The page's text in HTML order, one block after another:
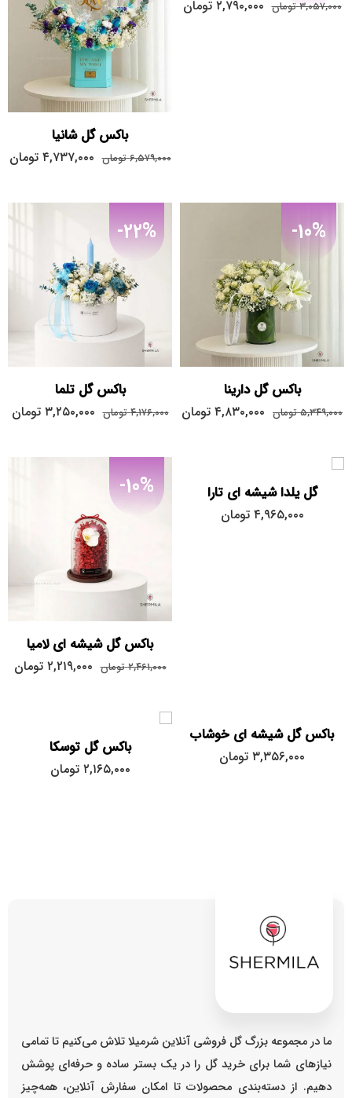
۳,۰۵۷,۰۰۰ تومان ۲,۷۹۰,۰۰۰ تومان
باکس گل شانیا
۶,۵۷۹,۰۰۰ تومان ۴,۷۳۷,۰۰۰ تومان
-10%
باکس گل دارینا
۵,۳۴۹,۰۰۰ تومان ۴,۸۳۰,۰۰۰ تومان
-22%
باکس گل تلما
۴,۱۷۶,۰۰۰ تومان ۳,۲۵۰,۰۰۰ تومان
گل یلدا شیشه ای تارا
۴,۹۶۵,۰۰۰ تومان
-10%
باکس گل شیشه ای لامیا
۲,۴۶۱,۰۰۰ تومان ۲,۲۱۹,۰۰۰ تومان
باکس گل شیشه ای خوشاب
۳,۳۵۶,۰۰۰ تومان باکس گل توسکا
۲,۱۶۵,۰۰۰ تومان
ما در مجموعه بزرگ گل فروشی آنلاین شرمیلا تلاش می‌کنیم تا تمامی
نیازهای شما برای خرید گل را در یک بستر ساده و حرفه‌ای پوشش
دهیم. از دسته‌بندی محصولات تا امکان سفارش آنلاین، همه‌چیز